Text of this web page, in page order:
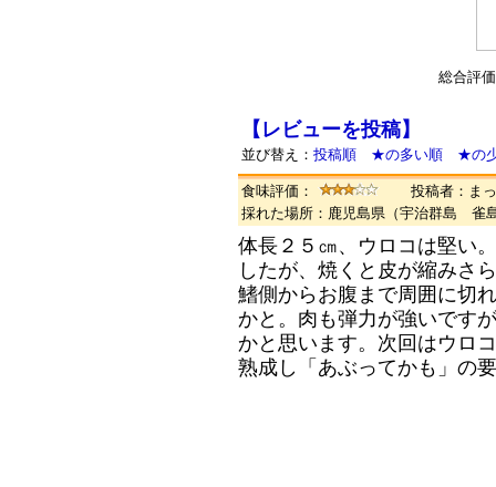
総合評
【レビューを投稿】
並び替え： 投稿順 ★の多い順 ★の
食味評価：
投稿者：ま
採れた場所：鹿児島県（宇治群島
体長２５㎝、ウロコは堅い
したが、焼くと皮が縮みさ
鰭側からお腹まで周囲に切
かと。肉も弾力が強いです
かと思います。次回はウロ
熟成し「あぶってかも」の